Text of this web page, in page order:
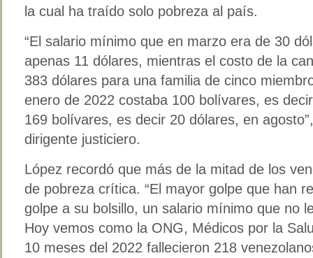
la cual ha traído solo pobreza al país.
“El salario mínimo que en marzo era de 30
apenas 11 dólares, mientras el costo de la
383 dólares para una familia de cinco
enero de 2022 costaba 100 bolívares, es
169 bolívares, es decir 20 dólares, en
dirigente justiciero.
López recordó que más de la mitad de los
de pobreza crítica. “El mayor golpe que han
golpe a su bolsillo, un salario mínimo que no
Hoy vemos como la ONG, Médicos por la
10 meses del 2022 fallecieron 218